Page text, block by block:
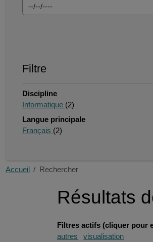
Filtre
Discipline
Informatique (2)
Langue principale
Français (2)
Accueil Rechercher
Résultats
Filtres actifs (cliquer pour
autres
visualisation